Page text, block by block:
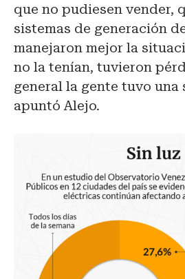
que no pudiesen vender,
sistemas de generación
manejaron mejor la
no la tenían, tuvieron
general la gente tuvo
apuntó Alejo.